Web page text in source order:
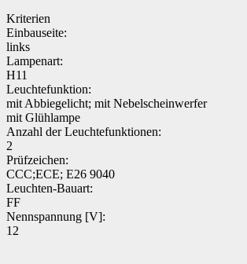
Kriterien
Einbauseite:
links
Lampenart:
H11
Leuchtefunktion:
mit Abbiegelicht; mit Nebelscheinwerfer
mit Glühlampe
Anzahl der Leuchtefunktionen:
2
Prüfzeichen:
CCC;ECE; E26 9040
Leuchten-Bauart:
FF
Nennspannung [V]:
12